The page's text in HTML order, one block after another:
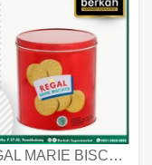
REGAL MARIE BISCUIT KALENG 550 GRAM